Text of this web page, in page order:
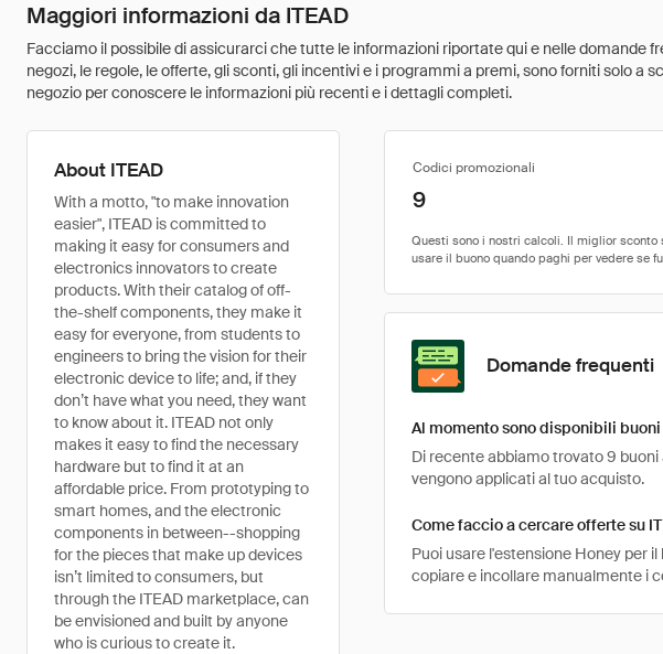
Maggiori informazioni da ITEAD
Facciamo il possibile di assicurarci che tutte le informazioni riportate qui e nelle
negozi, le regole, le offerte, gli sconti, gli incentivi e i programmi a premi, sono forniti solo
negozio per conoscere le informazioni più recenti e i dettagli completi.
About ITEAD
With a motto, "to make innovation
easier", ITEAD is committed to
making it easy for consumers and
electronics innovators to create
products. With their catalog of off-
the-shelf components, they make it
easy for everyone, from students to
engineers to bring the vision for their
electronic device to life; and, if they
don’t have what you need, they want
to know about it. ITEAD not only
makes it easy to find the necessary
hardware but to find it at an
affordable price. From prototyping to
smart homes, and the electronic
components in between--shopping
for the pieces that make up devices
isn’t limited to consumers, but
through the ITEAD marketplace, can
be envisioned and built by anyone
who is curious to create it.
Codici promozionali
9
Domande frequenti
Al momento sono disponibili buoni
Di recente abbiamo trovato 9 buoni
vengono applicati al tuo acquisto.
Come faccio a cercare offerte su
Puoi usare l'estensione Honey per
copiare e incollare manualmente i